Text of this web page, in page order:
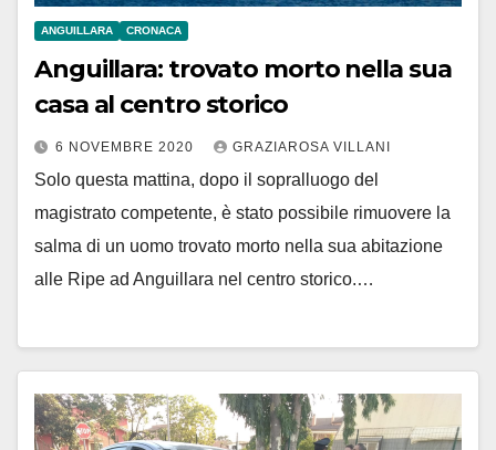
ANGUILLARA CRONACA
Anguillara: trovato morto nella sua
casa al centro storico
6 NOVEMBRE 2020 GRAZIAROSA VILLANI
Solo questa mattina, dopo il sopralluogo del
magistrato competente, è stato possibile rimuovere la
salma di un uomo trovato morto nella sua abitazione
alle Ripe ad Anguillara nel centro storico.…